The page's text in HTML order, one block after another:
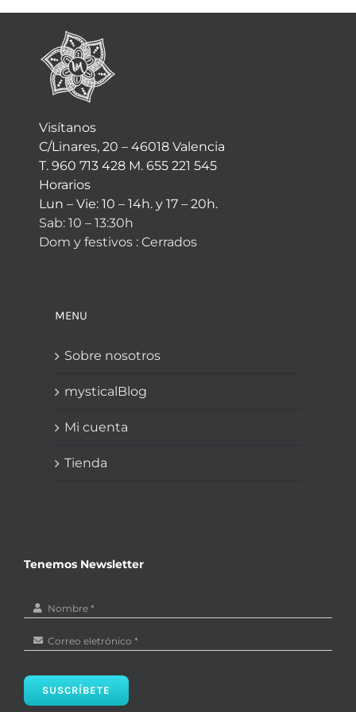
Visítanos
C/Linares, 20 – 46018 Valencia
T. 960 713 428 M. 655 221 545
Horarios
Lun – Vie: 10 – 14h. y 17 – 20h.
Sab: 10 – 13:30h
Dom y festivos : Cerrados
MENU
Sobre nosotros
mysticalBlog
Mi cuenta
Tienda
Tenemos Newsletter
SUSCRÍBETE